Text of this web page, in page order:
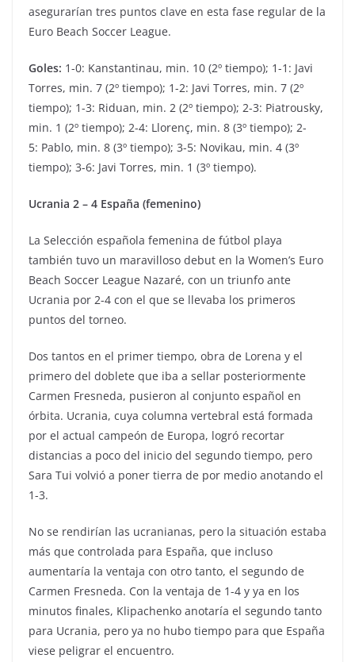
asegurarían tres puntos clave en esta fase regular de la
Euro Beach Soccer League.
Goles: 1-0: Kanstantinau, min. 10 (2º tiempo); 1-1: Javi
Torres, min. 7 (2º tiempo); 1-2: Javi Torres, min. 7 (2º
tiempo); 1-3: Riduan, min. 2 (2º tiempo); 2-3: Piatrousky,
min. 1 (2º tiempo); 2-4: Llorenç, min. 8 (3º tiempo); 2-
5: Pablo, min. 8 (3º tiempo); 3-5: Novikau, min. 4 (3º
tiempo); 3-6: Javi Torres, min. 1 (3º tiempo).
Ucrania 2 – 4 España (femenino)
La Selección española femenina de fútbol playa
también tuvo un maravilloso debut en la Women’s Euro
Beach Soccer League Nazaré, con un triunfo ante
Ucrania por 2-4 con el que se llevaba los primeros
puntos del torneo.
Dos tantos en el primer tiempo, obra de Lorena y el
primero del doblete que iba a sellar posteriormente
Carmen Fresneda, pusieron al conjunto español en
órbita. Ucrania, cuya columna vertebral está formada
por el actual campeón de Europa, logró recortar
distancias a poco del inicio del segundo tiempo, pero
Sara Tui volvió a poner tierra de por medio anotando el
1-3.
No se rendirían las ucranianas, pero la situación estaba
más que controlada para España, que incluso
aumentaría la ventaja con otro tanto, el segundo de
Carmen Fresneda. Con la ventaja de 1-4 y ya en los
minutos finales, Klipachenko anotaría el segundo tanto
para Ucrania, pero ya no hubo tiempo para que España
viese peligrar el encuentro.